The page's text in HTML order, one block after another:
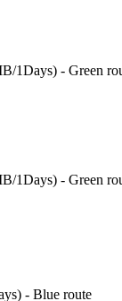
1Days) - Green
1Days) - Green
- Blue route